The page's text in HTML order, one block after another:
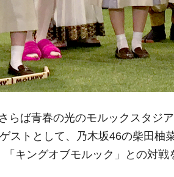
らば青春の光のモルックスタジ
ストとして、乃木坂46の柴田柚
キングオブモルック」との対